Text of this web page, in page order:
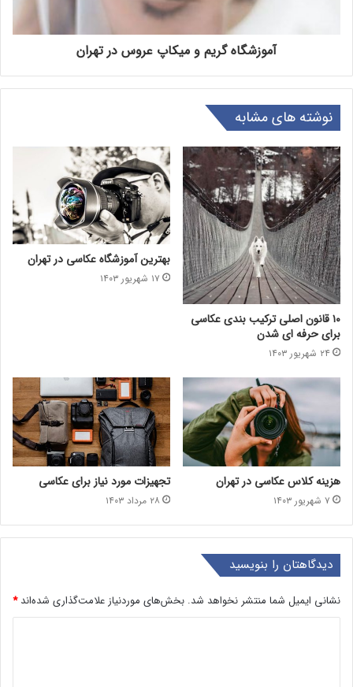
آموزشگاه گریم و میکاپ عروس در تهران
نوشته های مشابه
۱۰ قانون اصلی ترکیب بندی عکاسی
برای حرفه ای شدن
۲۴ شهریور ۱۴۰۳
بهترین آموزشگاه عکاسی در تهران
۱۷ شهریور ۱۴۰۳
هزینه کلاس عکاسی در تهران
۷ شهریور ۱۴۰۳
تجهیزات مورد نیاز برای عکاسی
۲۸ مرداد ۱۴۰۳
دیدگاهتان را بنویسید
نشانی ایمیل شما منتشر نخواهد شد. بخش‌های موردنیاز علامت‌گذاری شده‌اند*